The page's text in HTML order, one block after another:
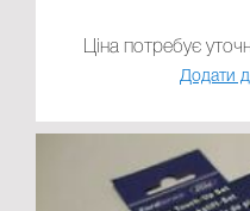
Ціна потребує
Додати